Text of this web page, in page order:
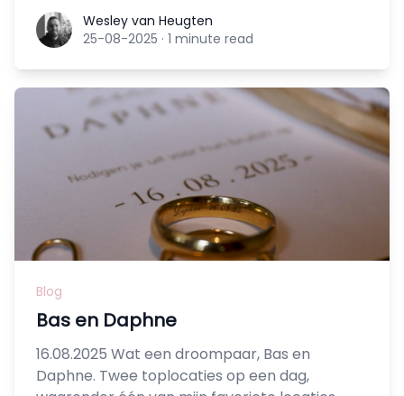
Wesley van Heugten
Wesley van Heugten
25-08-2025 · 1 minute read
Blog
Bas en Daphne
16.08.2025 Wat een droompaar, Bas en
Daphne. Twee toplocaties op een dag,